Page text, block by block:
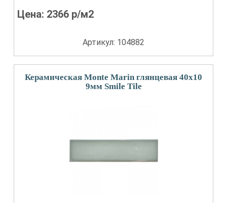
Цена: 2366 р/м2
Артикул: 104882
Керамическая Monte Marin глянцевая 40x10
9мм Smile Tile